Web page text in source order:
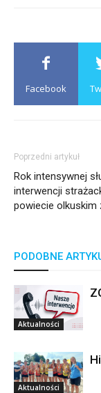
Facebook
Poprzedni artykuł
Rok intensywnej
interwencji
powiecie olkuskim
PODOBNE
Aktualności
Aktualności